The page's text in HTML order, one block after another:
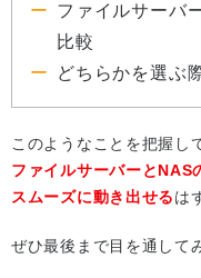
ファイルサーバ
比較
どちらかを選ぶ
このようなことを把握し
ファイルサーバーとNAS
スムーズに動き出せるは
ぜひ最後まで目を通して